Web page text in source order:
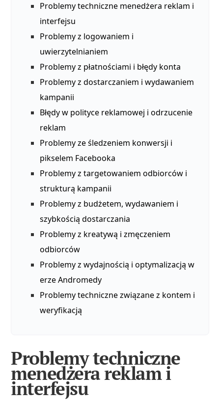
Problemy techniczne menedżera reklam i
interfejsu
Problemy z logowaniem i
uwierzytelnianiem
Problemy z płatnościami i błędy konta
Problemy z dostarczaniem i wydawaniem
kampanii
Błędy w polityce reklamowej i odrzucenie
reklam
Problemy ze śledzeniem konwersji i
pikselem Facebooka
Problemy z targetowaniem odbiorców i
strukturą kampanii
Problemy z budżetem, wydawaniem i
szybkością dostarczania
Problemy z kreatywą i zmęczeniem
odbiorców
Problemy z wydajnością i optymalizacją w
erze Andromedy
Problemy techniczne związane z kontem i
weryfikacją
Problemy techniczne
menedżera reklam i
interfejsu